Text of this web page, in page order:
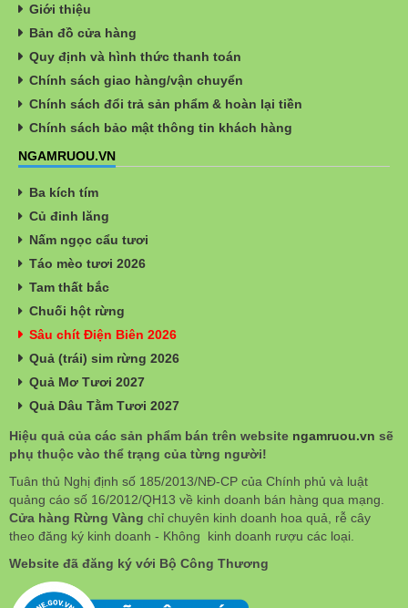
Giới thiệu
Bản đồ cửa hàng
Quy định và hình thức thanh toán
Chính sách giao hàng/vận chuyển
Chính sách đổi trả sản phẩm & hoàn lại tiền
Chính sách bảo mật thông tin khách hàng
NGAMRUOU.VN
Ba kích tím
Củ đinh lăng
Nấm ngọc cẩu tươi
Táo mèo tươi 2026
Tam thất bắc
Chuối hột rừng
Sâu chít Điện Biên 2026
Quả (trái) sim rừng 2026
Quả Mơ Tươi 2027
Quả Dâu Tằm Tươi 2027
Hiệu quả của các sản phẩm bán trên website ngamruou.vn sẽ
phụ thuộc vào thể trạng của từng người!
Tuân thủ Nghị định số 185/2013/NĐ-CP của Chính phủ và luật
quảng cáo số 16/2012/QH13 về kinh doanh bán hàng qua mạng.
Cửa hàng Rừng Vàng chỉ chuyên kinh doanh hoa quả, rễ cây
theo đăng ký kinh doanh - Không kinh doanh rượu các loại.
Website đã đăng ký với Bộ Công Thương